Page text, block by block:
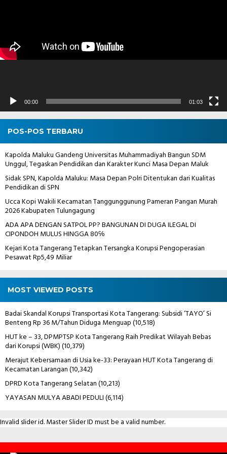
00:00 01:03
POS-POS TERBARU
Kapolda Maluku Gandeng Universitas Muhammadiyah Bangun SDM
Unggul, Tegaskan Pendidikan dan Karakter Kunci Masa Depan Maluk
Sidak SPN, Kapolda Maluku: Masa Depan Polri Ditentukan dari Kualitas
Pendidikan di SPN
Ucca Kopi Wakili Kecamatan Tanggunggunung Pameran Pangan Murah
2026 Kabupaten Tulungagung
ADA APA DENGAN SATPOL PP? BANGUNAN DI DUGA ILEGAL DI
CIPONDOH MULUS HINGGA 80℅
Kejari Kota Tangerang Tetapkan Tersangka Korupsi Pengoperasian
Pesawat Rp5,49 Miliar
MOST VIEWED POSTS
Badai Skandal Korupsi Transportasi Kota Tangerang: Subsidi ‘TAYO’ Si
Benteng Rp 36 M/Tahun Diduga Menguap(10,518)
HUT ke – 33, DPMPTSP Kota Tangerang Raih Predikat Wilayah Bebas
dari Korupsi (WBK)(10,379)
Merajut Kebersamaan di Usia ke-33: Perayaan HUT Kota Tangerang di
Kecamatan Larangan(10,342)
DPRD Kota Tangerang Selatan(10,213)
YAYASAN MULYA ABADI PEDULI(6,114)
Invalid slider id. Master Slider ID must be a valid number.
Contact